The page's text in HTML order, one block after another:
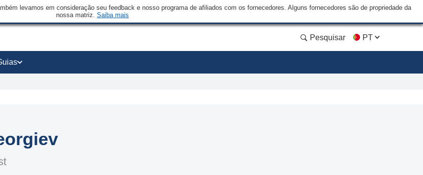
levamos em consideração seu feedback e nosso programa de afiliados com os fornecedores. Alguns fornecedores são de propriedade da
nossa matriz. Saiba mais
Pesquisar PT